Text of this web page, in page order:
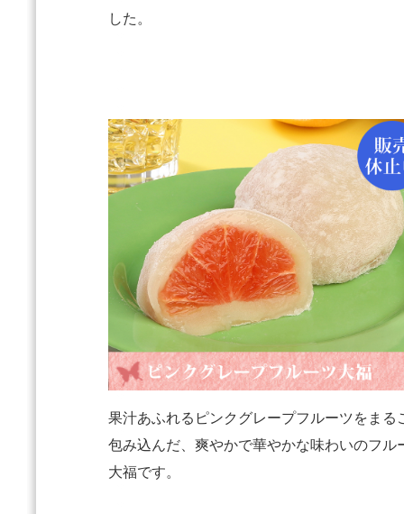
した。
果汁あふれるピンクグレープフルーツをまる
包み込んだ、爽やかで華やかな味わいのフル
大福です。